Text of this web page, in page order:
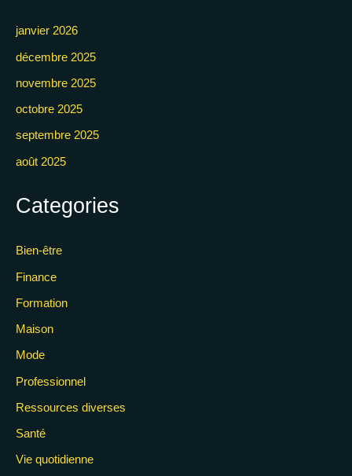
janvier 2026
décembre 2025
novembre 2025
octobre 2025
septembre 2025
août 2025
Categories
Bien-être
Finance
Formation
Maison
Mode
Professionnel
Ressources diverses
Santé
Vie quotidienne